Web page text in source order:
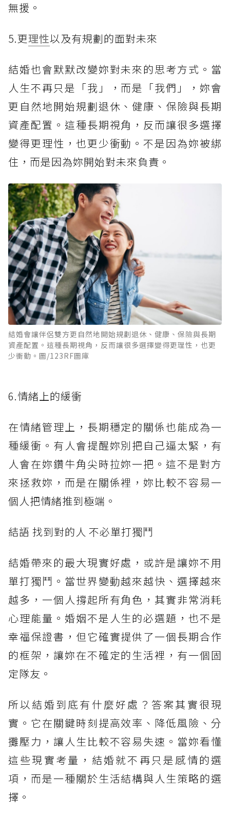
無援。
5.更理性以及有規劃的面對未來
結婚也會默默改變妳對未來的思考方式。當
人生不再只是「我」，而是「我們」，妳會
更自然地開始規劃退休、健康、保險與長期
資產配置。這種長期視角，反而讓很多選擇
變得更理性，也更少衝動。不是因為妳被綁
住，而是因為妳開始對未來負責。
結婚會讓伴侶雙方更自然地開始規劃退休、健康、保險與長期
資產配置。這種長期視角，反而讓很多選擇變得更理性，也更
少衝動。圖/123RF圖庫
6.情緒上的緩衝
在情緒管理上，長期穩定的關係也能成為一
種緩衝。有人會提醒妳別把自己逼太緊，有
人會在妳鑽牛角尖時拉妳一把。這不是對方
來拯救妳，而是在關係裡，妳比較不容易一
個人把情緒推到極端。
結語 找到對的人 不必單打獨鬥
結婚帶來的最大現實好處，或許是讓妳不用
單打獨鬥。當世界變動越來越快、選擇越來
越多，一個人撐起所有角色，其實非常消耗
心理能量。婚姻不是人生的必選題，也不是
幸福保證書，但它確實提供了一個長期合作
的框架，讓妳在不確定的生活裡，有一個固
定隊友。
所以結婚到底有什麼好處？答案其實很現
實。它在關鍵時刻提高效率、降低風險、分
攤壓力，讓人生比較不容易失速。當妳看懂
這些現實考量，結婚就不再只是感情的選
項，而是一種關於生活結構與人生策略的選
擇。